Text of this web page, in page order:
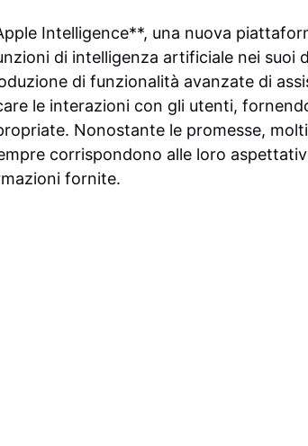
Intelligence**, una nuova
di intelligenza artificiale nei suoi
di funzionalità avanzate di
le interazioni con gli utenti,
Nonostante le promesse,
corrispondono alle loro
fornite.